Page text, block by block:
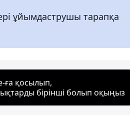
ұйымдаструшы тарапқа
ға қосылып,
бірінші болып оқыңыз